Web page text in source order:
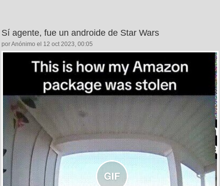
Sí agente, fue un androide de Star Wars
por Anónimo el 12 oct 2023, 00:05